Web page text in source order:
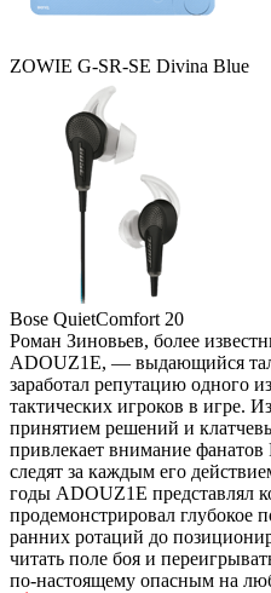
ZOWIE G-SR-SE Divina Blue
Bose QuietComfort 20
Роман Зиновьев, более
ADOUZ1E, — выдающийся
заработал репутацию одного
тактических игроков в игре.
принятием решений и
привлекает внимание
следят за каждым его
годы ADOUZ1E представлял
продемонстрировал
ранних ротаций до
читать поле боя и
по‑настоящему опасным на